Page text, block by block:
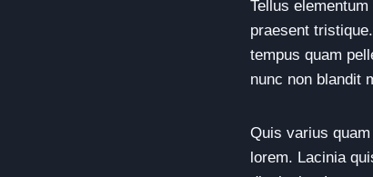
Tellus
praesent
tempus quam
nunc non blandit
Quis varius
lorem. Lacinia